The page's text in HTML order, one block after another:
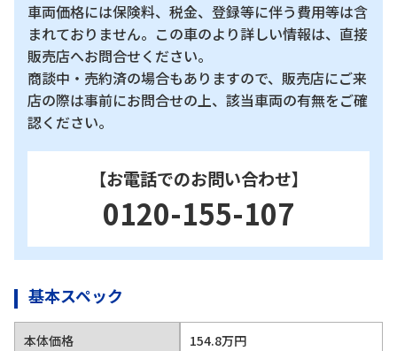
車両価格には保険料、税金、登録等に伴う費用等は含
まれておりません。この車のより詳しい情報は、直接
販売店へお問合せください。
商談中・売約済の場合もありますので、販売店にご来
店の際は事前にお問合せの上、該当車両の有無をご確
認ください。
【お電話でのお問い合わせ】
0120-155-107
基本スペック
本体価格 154.8万円